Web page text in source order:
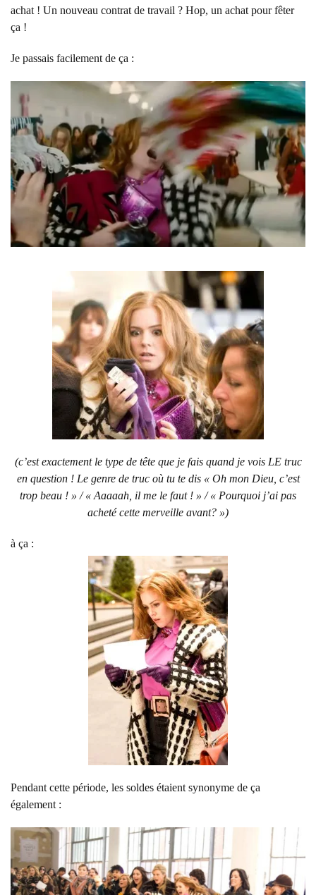
achat ! Un nouveau contrat de travail ? Hop, un achat pour fêter
ça !
Je passais facilement de ça :
(c’est exactement le type de tête que je fais quand je vois LE truc
en question ! Le genre de truc où tu te dis « Oh mon Dieu, c’est
trop beau ! » / « Aaaaah, il me le faut ! » / « Pourquoi j’ai pas
acheté cette merveille avant? »)
à ça :
Pendant cette période, les soldes étaient synonyme de ça
également :